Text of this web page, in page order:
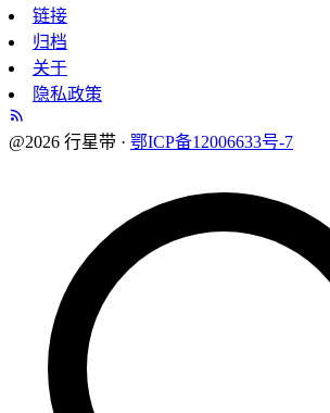
链接
归档
关于
隐私政策
@2026 行星带 · 鄂ICP备12006633号-7